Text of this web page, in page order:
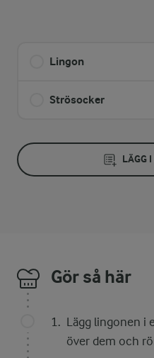
Lingon
Strösocker
LÄGG
Gör så här
Lägg lingonen i
över dem och